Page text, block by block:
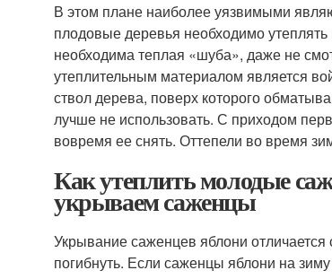
В этом плане наиболее уязвимыми
плодовые деревья необходимо
необходима теплая «шуба», даже не
утеплительным материалом является
ствол дерева, поверх которого
лучше не использовать. С приходом
вовремя ее снять. Оттепели во время
Как утеплить молодые
укрываем саженцы
Укрывание саженцев яблони
погибнуть. Если саженцы яблони на